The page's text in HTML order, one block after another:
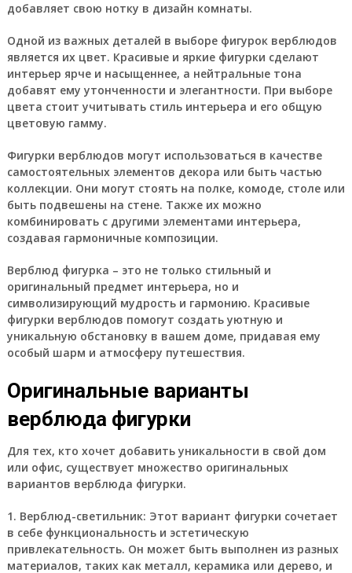
добавляет свою нотку в дизайн комнаты.
Одной из важных деталей в выборе фигурок верблюдов
является их цвет. Красивые и яркие фигурки сделают
интерьер ярче и насыщеннее, а нейтральные тона
добавят ему утонченности и элегантности. При выборе
цвета стоит учитывать стиль интерьера и его общую
цветовую гамму.
Фигурки верблюдов могут использоваться в качестве
самостоятельных элементов декора или быть частью
коллекции. Они могут стоять на полке, комоде, столе или
быть подвешены на стене. Также их можно
комбинировать с другими элементами интерьера,
создавая гармоничные композиции.
Верблюд фигурка – это не только стильный и
оригинальный предмет интерьера, но и
символизирующий мудрость и гармонию. Красивые
фигурки верблюдов помогут создать уютную и
уникальную обстановку в вашем доме, придавая ему
особый шарм и атмосферу путешествия.
Оригинальные варианты
верблюда фигурки
Для тех, кто хочет добавить уникальности в свой дом
или офис, существует множество оригинальных
вариантов верблюда фигурки.
1. Верблюд-светильник: Этот вариант фигурки сочетает
в себе функциональность и эстетическую
привлекательность. Он может быть выполнен из разных
материалов, таких как металл, керамика или дерево, и